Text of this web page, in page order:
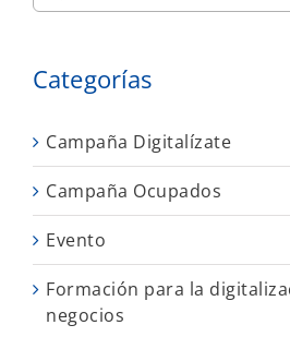
Categorías
Campaña Digitalízate
Campaña Ocupados
Evento
Formación para la
negocios